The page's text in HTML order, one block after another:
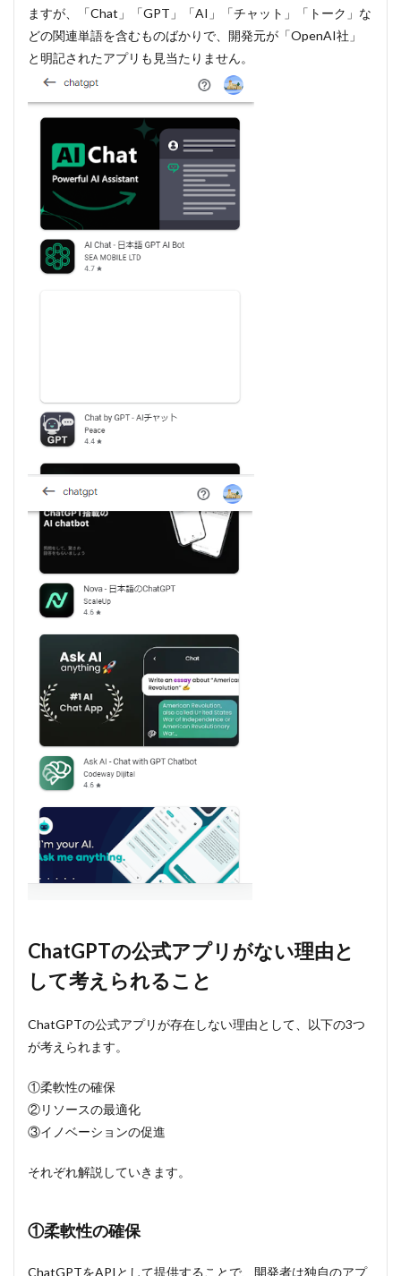
の確
保
2.2
ソー
スの
最適
2.3
③イ
ノベ
ーシ
ョン
の促
進
由
3.1
①セ
キュ
プラ
シー
3.2
②正
確な
能
③サ
アッ
プデ
ート
ChatGPT
のAPIを
使用した
アプリは
ChatGPT
と同じよ
うな機能
が使える
まと
ますが、「Chat」「GPT」「AI」「チャット」「トーク」な
どの関連単語を含むものばかりで、開発元が「OpenAI社」
と明記されたアプリも見当たりません。
ChatGPTの公式アプリがない理由と
して考えられること
ChatGPTの公式アプリが存在しない理由として、以下の3つ
が考えられます。
①柔軟性の確保
②リソースの最適化
③イノベーションの促進
それぞれ解説していきます。
①柔軟性の確保
ChatGPTをAPIとして提供することで、開発者は独自のアプ